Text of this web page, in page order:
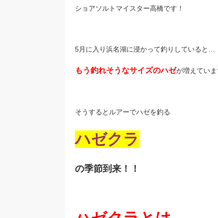
ショアソルトマイスター高橋です！
5月に入り浜名湖に浸かって釣りしていると…
もう釣れそうなサイズのハゼが増えてい
そうするとルアーでハゼを釣る
ハゼクラ
の季節到来！！